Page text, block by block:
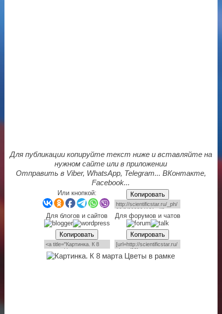
Для публикации копируйте текст ниже и вставляйте на
нужном сайте или в приложении
Отправить в Viber, WhatsApp, Telegram... ВКонтакте,
Facebook...
Или кнопкой: Копировать
Для блогов и сайтов Для форумов и чатов
Копировать Копировать